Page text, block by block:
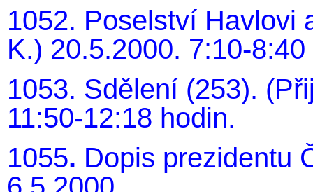
1052. Poselství Havlovi
K.) 20.5.2000. 7:10-
1053. Sdělení (253).
11:50-12:18 hodin.
1055. Dopis prezidentu